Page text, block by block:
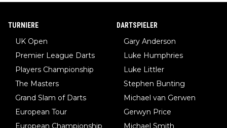
TURNIERE
UK Open
Premier League Darts
Players Championship
The Masters
Grand Slam of Darts
European Tour
European Championship
DARTSPIELER
Gary Anderson
Luke Humphries
Luke Littler
Stephen Bunting
Michael van Gerwen
Gerwyn Price
Michael Smith